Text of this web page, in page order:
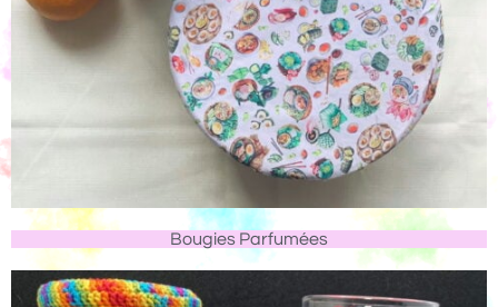
Bougies Parfumées